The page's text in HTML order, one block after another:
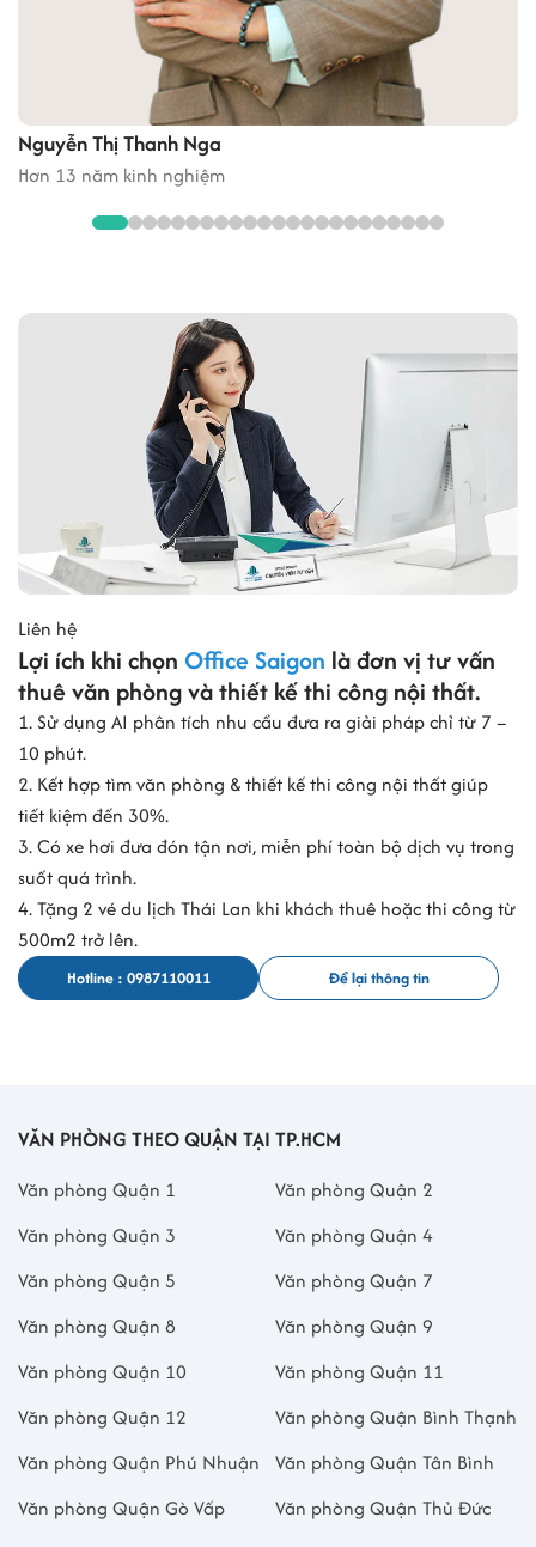
Liên hệ
Lợi ích khi chọn Office Saigon là đơn vị tư vấn
thuê văn phòng và thiết kế thi công nội thất.
1. Sử dụng AI phân tích nhu cầu đưa ra giải pháp chỉ từ 7 –
10 phút.
2. Kết hợp tìm văn phòng & thiết kế thi công nội thất giúp
tiết kiệm đến 30%.
3. Có xe hơi đưa đón tận nơi, miễn phí toàn bộ dịch vụ trong
suốt quá trình.
4. Tặng 2 vé du lịch Thái Lan khi khách thuê hoặc thi công từ
500m2 trở lên.
Hotline : 0987110011 Để lại thông tin
VĂN PHÒNG THEO QUẬN TẠI TP.HCM
Văn phòng Quận 1
Văn phòng Quận 2
Văn phòng Quận 3
Văn phòng Quận 4
Văn phòng Quận 5
Văn phòng Quận 7
Văn phòng Quận 8
Văn phòng Quận 9
Văn phòng Quận 10
Văn phòng Quận 11
Văn phòng Quận 12
Văn phòng Quận Bình Thạnh
Văn phòng Quận Phú Nhuận
Văn phòng Quận Tân Bình
Văn phòng Quận Gò Vấp
Văn phòng Quận Thủ Đức